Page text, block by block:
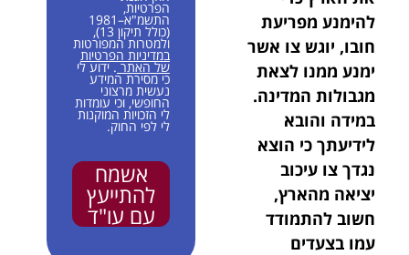
להימנע מפריעת
חובו, יוגש צו אשר
ימנע ממנו לצאת
מגבולות המדינה.
במידה והובא
לידיעתך כי הוצא
נגדך צו עיכוב
יציאה מהארץ,
חשוב להתמודד
עמו בצעדים
הפרטיות,
התשמ"א–1981
(כולל תיקון 13),
ולמטרות המפורטות
במדיניות הפרטיות
של האתר. ידוע לי
כי מסירת המידע
נעשית מרצוני
החופשי, וכי עומדות
לי הזכויות המוקנות
לי לפי החוק.
אשמח
להתייעץ
עם עו"ד